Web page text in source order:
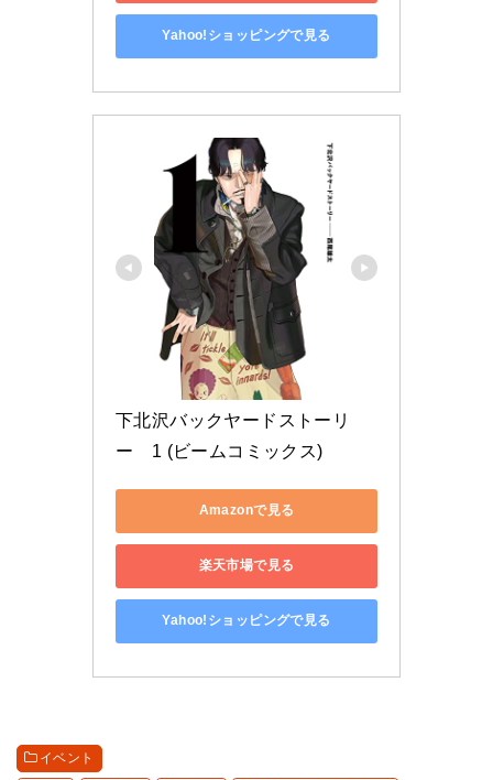
Yahoo!ショッピングで見る
下北沢バックヤードストーリ
ー　1 (ビームコミックス)
Amazonで見る
楽天市場で見る
Yahoo!ショッピングで見る
イベント